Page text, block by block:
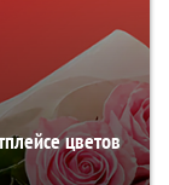
цветов